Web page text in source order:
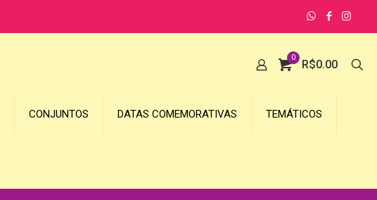
0
R$0.00
CONJUNTOS DATAS COMEMORATIVAS TEMÁTICOS